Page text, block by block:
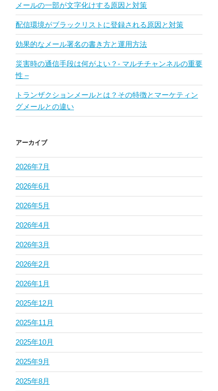
メールの一部が文字化けする原因と対策
配信環境がブラックリストに登録される原因と対策
効果的なメール署名の書き方と運用方法
災害時の通信手段は何がよい？- マルチチャンネルの重要
性 –
トランザクションメールとは？その特徴とマーケティン
グメールとの違い
アーカイブ
2026年7月
2026年6月
2026年5月
2026年4月
2026年3月
2026年2月
2026年1月
2025年12月
2025年11月
2025年10月
2025年9月
2025年8月